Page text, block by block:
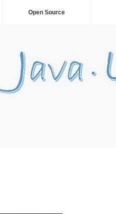
Open Source